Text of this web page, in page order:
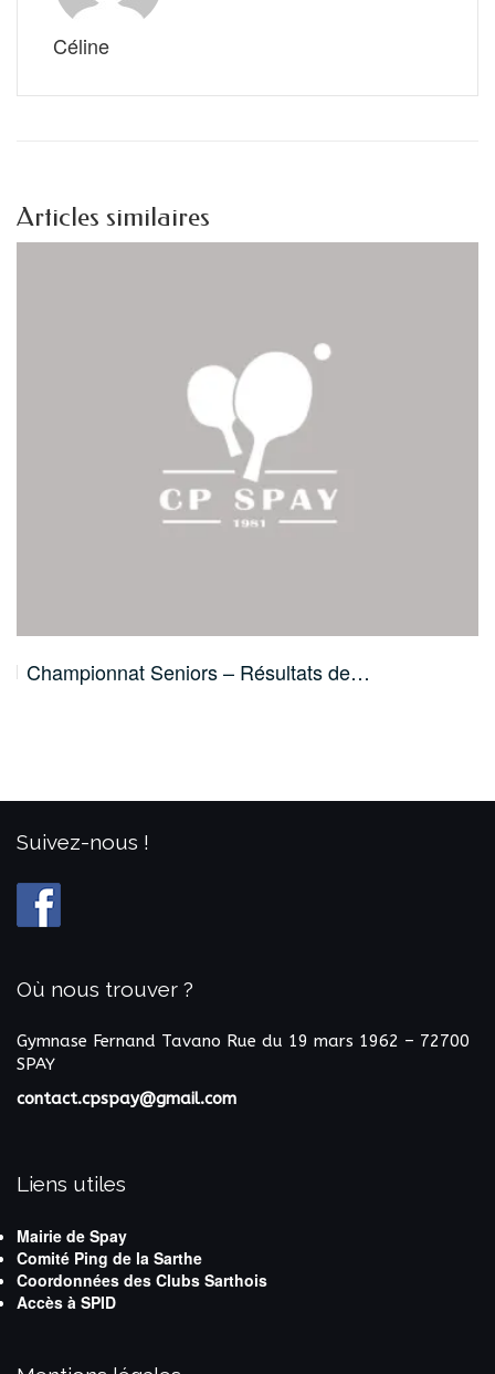
Céline
Articles similaires
Championnat Seniors – Résultats de…
Suivez-nous !
Où nous trouver ?
Gymnase Fernand Tavano Rue du 19 mars 1962 – 72700
SPAY
contact.cpspay@gmail.com
Liens utiles
Mairie de Spay
Comité Ping de la Sarthe
Coordonnées des Clubs Sarthois
Accès à SPID